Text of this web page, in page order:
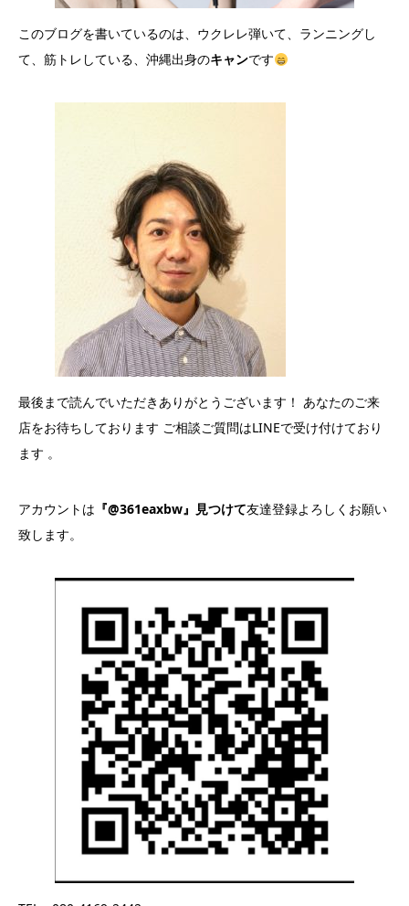
このブログを書いているのは、ウクレレ弾いて、ランニングし
て、筋トレしている、沖縄出身のキャンです
最後まで読んでいただきありがとうございます！ あなたのご来
店をお待ちしております ご相談ご質問はLINEで受け付けており
ます 。
アカウントは 『@361eaxbw』見つけて友達登録よろしくお願い
致します。